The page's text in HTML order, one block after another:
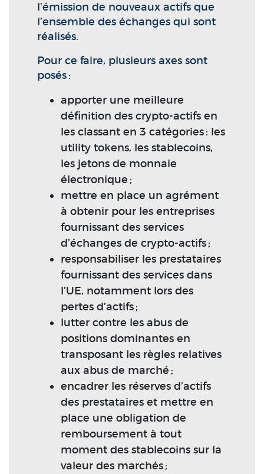
l’émission de nouveaux actifs que
l’ensemble des échanges qui sont
réalisés.
Pour ce faire, plusieurs axes sont
posés :
apporter une meilleure
définition des crypto-actifs en
les classant en 3 catégories : les
utility tokens, les stablecoins,
les jetons de monnaie
électronique ;
mettre en place un agrément
à obtenir pour les entreprises
fournissant des services
d’échanges de crypto-actifs ;
responsabiliser les prestataires
fournissant des services dans
l’UE, notamment lors des
pertes d’actifs ;
lutter contre les abus de
positions dominantes en
transposant les règles relatives
aux abus de marché ;
encadrer les réserves d’actifs
des prestataires et mettre en
place une obligation de
remboursement à tout
moment des stablecoins sur la
valeur des marchés ;